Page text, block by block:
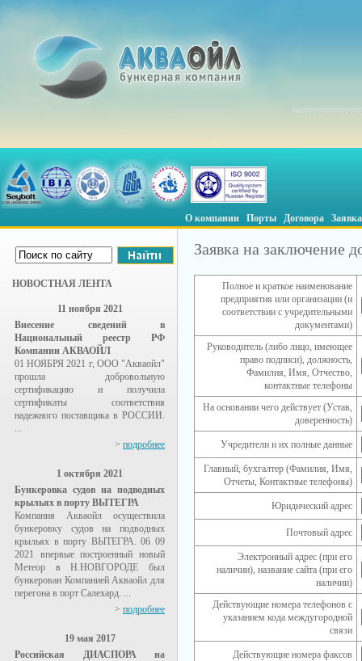
О компании Порты Договора Заявка
НОВОСТНАЯ ЛЕНТА
11 ноября 2021
Внесение сведений в
Национальный реестр РФ
Компании АКВАОЙЛ
01 НОЯБРЯ 2021 г, ООО "Акваойл"
прошла добровольную
сертификацию и получила
сертификаты соответствия
надежного поставщика в РОССИИ.
...
> подробнее
1 октября 2021
Бункеровка судов на подводных
крыльях в порту ВЫТЕГРА
Компания Акваойл осуществила
бункеровку судов на подводных
крыльях в порту ВЫТЕГРА. 06 09
2021 впервые построенный новый
Метеор в Н.НОВГОРОДЕ был
бункерован Компанией Акваойл для
перегона в порт Салехард. ...
> подробнее
19 мая 2017
Российская ДИАСПОРА на
Заявка на заключение
Полное и краткое наименование
предприятия или организации (и
соответствии с учредительными
документами)
Руководитель (либо лицо, имеющее
право подписи), должность,
Фамилия, Имя, Отчество,
контактные телефоны
На основании чего действует (Устав,
доверенность)
Учредители и их полные данные
Главный, бухгалтер (Фамилия, Имя,
Отчеты, Контактные телефоны)
Юридический адрес
Почтовый адрес
Электронный адрес (при его
наличии), название сайта (при его
наличии)
Действующие номера телефонов с
указанием кода междугородной
связи
Действующие номера факсов